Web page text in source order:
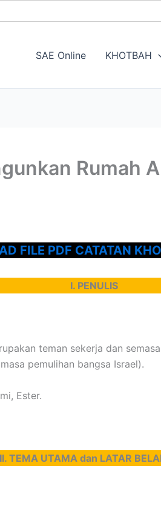
SAE Online KHOTBAH
Rumah
FILE PDF CATATAN
I. PENULIS
teman sekerja dan
pemulihan bangsa Israel).
Ester.
II. TEMA UTAMA dan LATAR